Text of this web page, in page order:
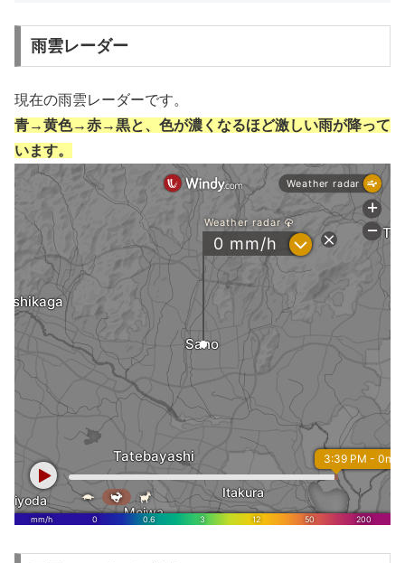
雨雲レーダー
現在の雨雲レーダーです。
青→黄色→赤→黒と、色が濃くなるほど激しい雨が降って
います。